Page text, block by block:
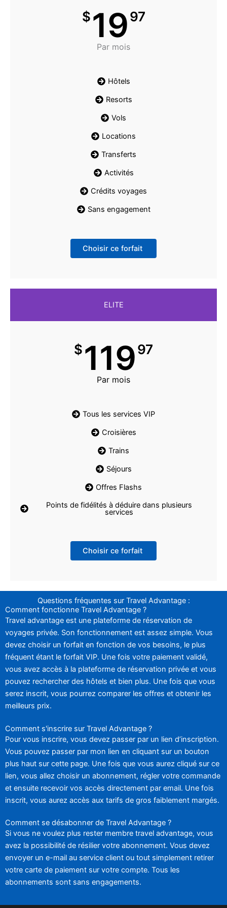
$1997
Par mois
Hôtels
Resorts
Vols
Locations
Transferts
Activités
Crédits voyages
Sans engagement
Choisir ce forfait
ELITE
$11997
Par mois
Tous les services VIP
Croisières
Trains
Séjours
Offres Flashs
Points de fidélités à déduire dans plusieurs
services
Choisir ce forfait
Questions fréquentes sur Travel Advantage :
Comment fonctionne Travel Advantage ?
Travel advantage est une plateforme de réservation de
voyages privée. Son fonctionnement est assez simple. Vous
devez choisir un forfait en fonction de vos besoins, le plus
fréquent étant le forfait VIP. Une fois votre paiement validé,
vous avez accès à la plateforme de réservation privée et vous
pouvez rechercher des hôtels et bien plus. Une fois que vous
serez inscrit, vous pourrez comparer les offres et obtenir les
meilleurs prix.
Comment s'inscrire sur Travel Advantage ?
Pour vous inscrire, vous devez passer par un lien d’inscription.
Vous pouvez passer par mon lien en cliquant sur un bouton
plus haut sur cette page. Une fois que vous aurez cliqué sur ce
lien, vous allez choisir un abonnement, régler votre commande
et ensuite recevoir vos accès directement par email. Une fois
inscrit, vous aurez accès aux tarifs de gros faiblement margés.
Comment se désabonner de Travel Advantage ?
Si vous ne voulez plus rester membre travel advantage, vous
avez la possibilité de résilier votre abonnement. Vous devez
envoyer un e-mail au service client ou tout simplement retirer
votre carte de paiement sur votre compte. Tous les
abonnements sont sans engagements.